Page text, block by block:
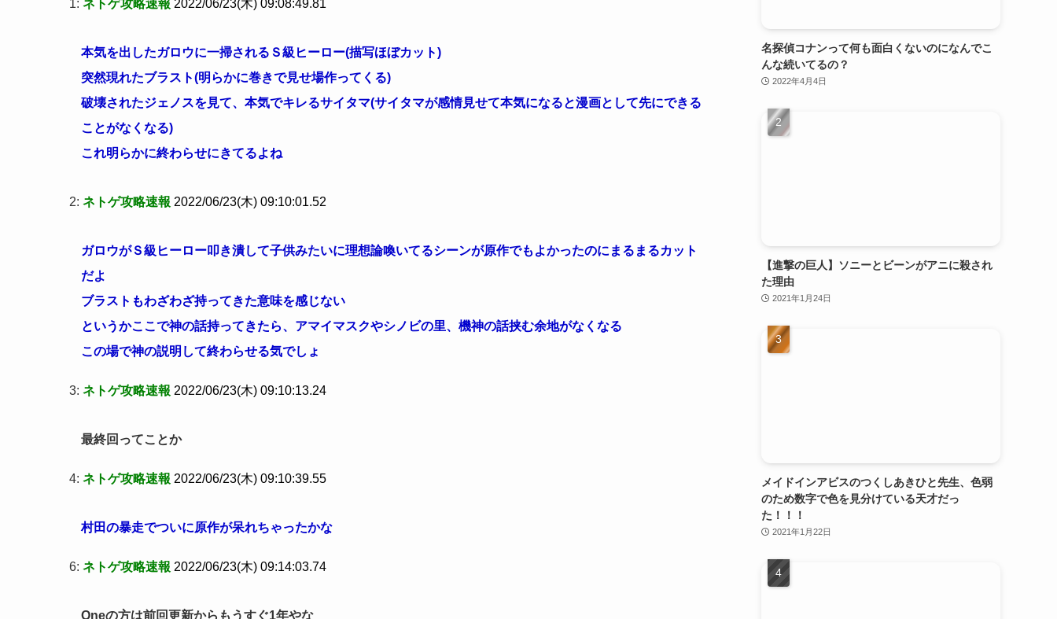
1: ネトゲ攻略速報 2022/06/23(木) 09:08:49.81
本気を出したガロウに一掃されるＳ級ヒーロー(描写ほぼカット)
突然現れたブラスト(明らかに巻きで見せ場作ってくる)
破壊されたジェノスを見て、本気でキレるサイタマ(サイタマが感情見せて本気になると漫画として先にできる
ことがなくなる)
これ明らかに終わらせにきてるよね
2: ネトゲ攻略速報 2022/06/23(木) 09:10:01.52
ガロウがＳ級ヒーロー叩き潰して子供みたいに理想論喚いてるシーンが原作でもよかったのにまるまるカット
だよ
ブラストもわざわざ持ってきた意味を感じない
というかここで神の話持ってきたら、アマイマスクやシノビの里、機神の話挟む余地がなくなる
この場で神の説明して終わらせる気でしょ
3: ネトゲ攻略速報 2022/06/23(木) 09:10:13.24
最終回ってことか
4: ネトゲ攻略速報 2022/06/23(木) 09:10:39.55
村田の暴走でついに原作が呆れちゃったかな
6: ネトゲ攻略速報 2022/06/23(木) 09:14:03.74
Oneの方は前回更新からもうすぐ1年やな
名探偵コナンって何も面白くないのになんでこ
んな続いてるの？
2022年4月4日
【進撃の巨人】ソニーとビーンがアニに殺され
た理由
2021年1月24日
メイドインアビスのつくしあきひと先生、色弱
のため数字で色を見分けている天才だっ
た！！！
2021年1月22日